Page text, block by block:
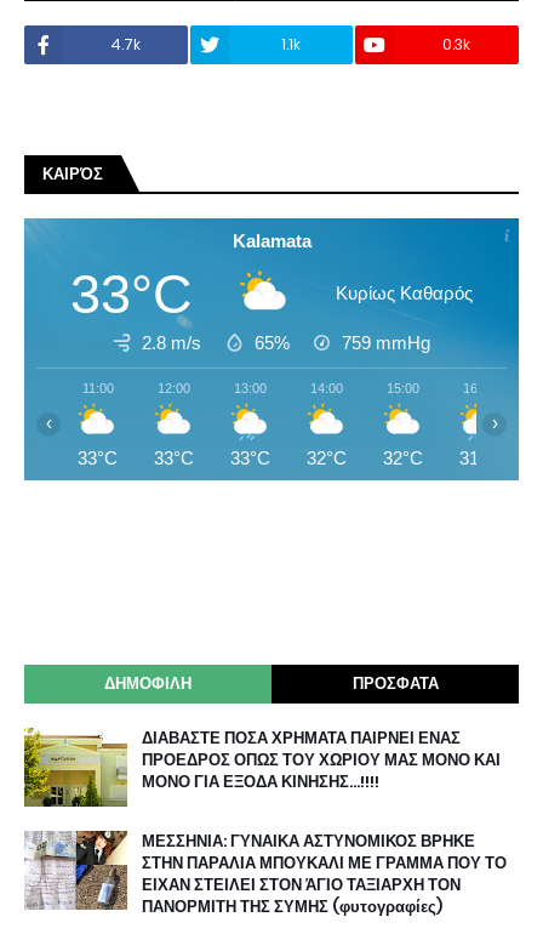
4.7k 1.1k 0.3k
ΚΑΙΡΌΣ
Kalamata
33°C Κυρίως Καθαρός
2.8 m/s 65% 759 mmHg
11:00
33°C
12:00
33°C
13:00
33°C
14:00
32°C
15:00
32°C
16:00
31°C
‹ ›
ΔΗΜΟΦΙΛΗ ΠΡΟΣΦΑΤΑ
ΔΙΑΒΑΣΤΕ ΠΟΣΑ ΧΡΗΜΑΤΑ ΠΑΙΡΝΕΙ ΕΝΑΣ
ΠΡΟΕΔΡΟΣ ΟΠΩΣ ΤΟΥ ΧΩΡΙΟΥ ΜΑΣ ΜΟΝΟ ΚΑΙ
ΜΟΝΟ ΓΙΑ ΕΞΟΔΑ ΚΙΝΗΣΗΣ…!!!!
ΜΕΣΣΗΝΙΑ: ΓΥΝΑΙΚΑ ΑΣΤΥΝΟΜΙΚΟΣ ΒΡΗΚΕ
ΣΤΗΝ ΠΑΡΑΛΙΑ ΜΠΟΥΚΑΛΙ ΜΕ ΓΡΑΜΜΑ ΠΟΥ ΤΟ
ΕΙΧΑΝ ΣΤΕΙΛΕΙ ΣΤΟΝ ΆΓΙΟ ΤΑΞΙΑΡΧΗ ΤΟΝ
ΠΑΝΟΡΜΙΤΗ ΤΗΣ ΣΥΜΗΣ (φυτογραφίες)